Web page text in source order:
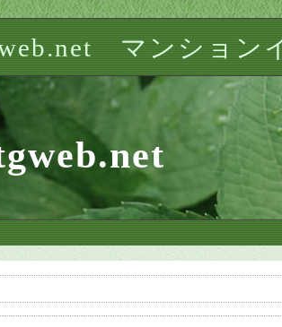
マンション